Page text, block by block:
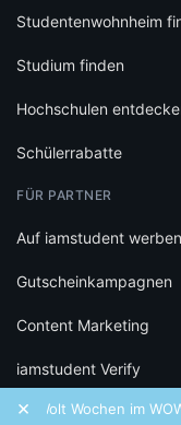
×
Wolt Wochen im
Studentenwohnheim
Studium finden
Hochschulen
Schülerrabatte
FÜR PARTNER
Auf iamstudent werben
Gutscheinkampagnen
Content Marketing
iamstudent Verify